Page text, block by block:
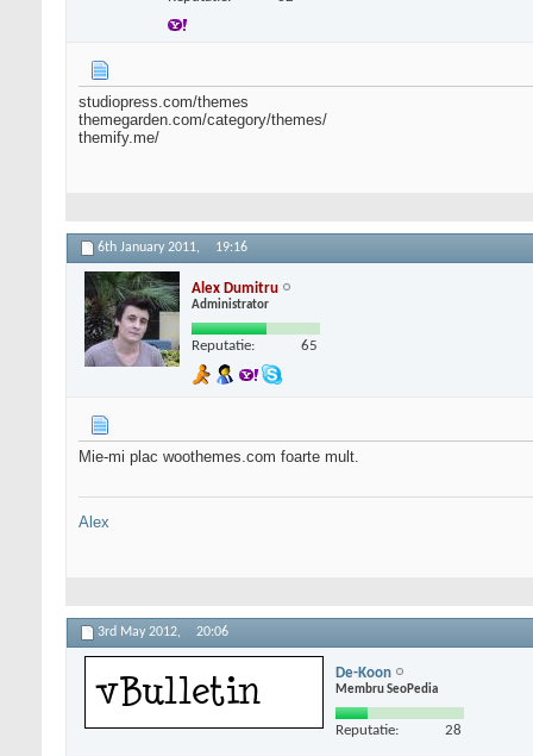
studiopress.com/themes
themegarden.com/category/themes/
themify.me/
6th January 2011, 19:16
Alex Dumitru
Administrator
Reputatie: 65
Mie-mi plac woothemes.com foarte mult.
Alex
3rd May 2012, 20:06
De-Koon
Membru SeoPedia
Reputatie: 28